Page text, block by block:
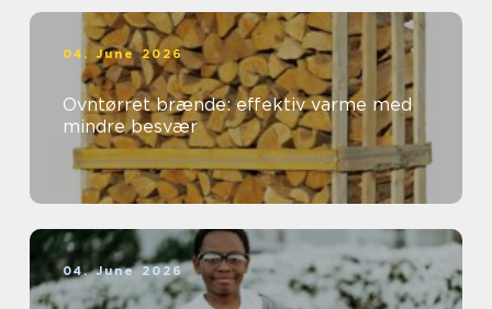
04. June 2026
Ovntørret brænde: effektiv varme med
mindre besvær
04. June 2026